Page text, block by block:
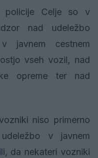
policije Celje so v
nad udeležbo
javnem cestnem
vseh vozil, nad
opreme ter nad
niso primerno
v javnem
da nekateri vozniki